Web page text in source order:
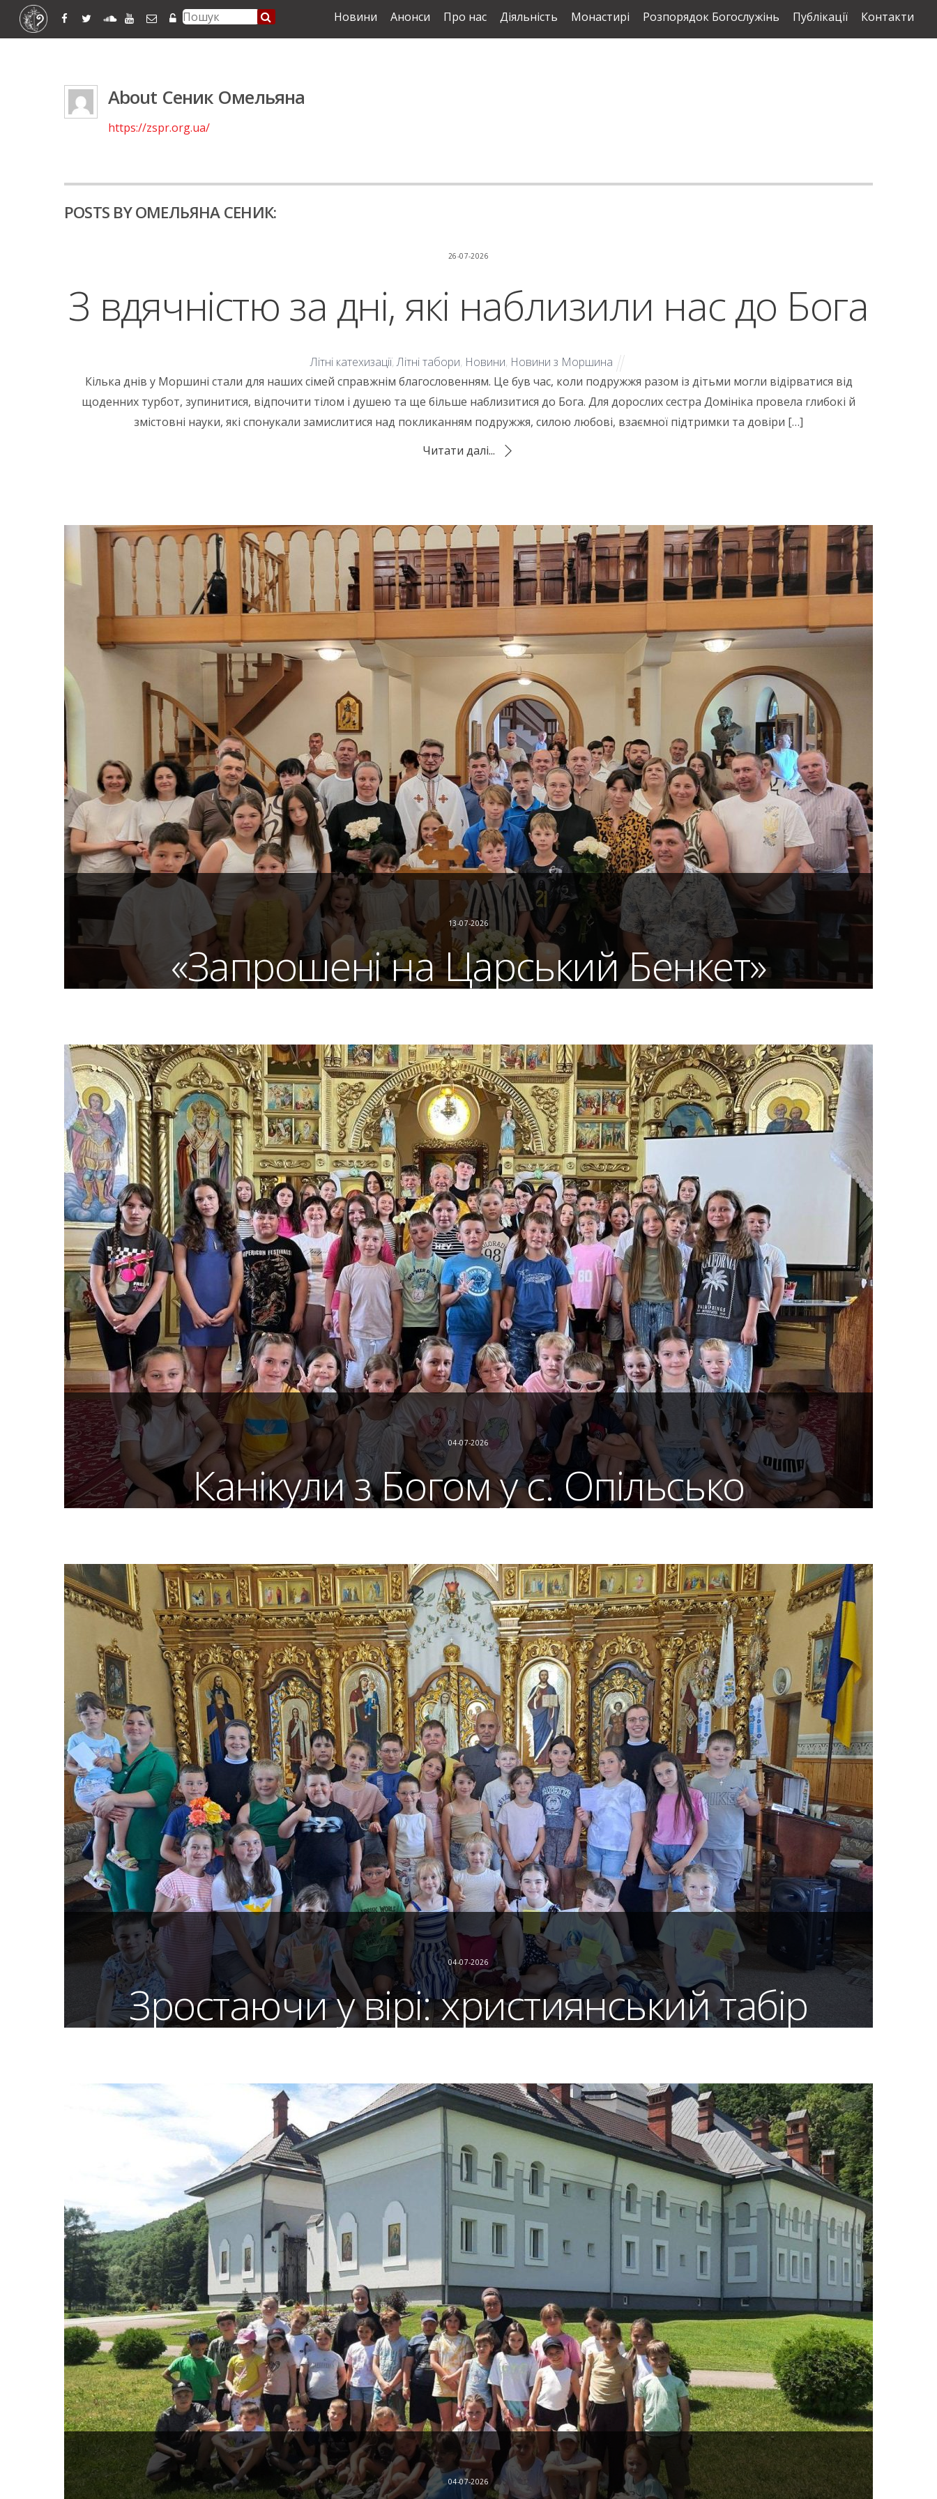
Новини Анонси Про нас Діяльність Монастирі Розпорядок Богослужінь Публікації Контакти
About Сеник Омельяна
https://zspr.org.ua/
POSTS BY ОМЕЛЬЯНА СЕНИК:
26-07-2026
З вдячністю за дні, які наблизили нас до Бога
Літні катехизації,Літні табори, Новини, Новини з Моршина
Кілька днів у Моршині стали для наших сімей справжнім благословенням. Це був час, коли подружжя разом із дітьми могли відірватися від
щоденних турбот, зупинитися, відпочити тілом і душею та ще більше наблизитися до Бога. Для дорослих сестра Домініка провела глибокі й
змістовні науки, які спонукали замислитися над покликанням подружжя, силою любові, взаємної підтримки та довіри […]
Читати далі...
13-07-2026
«Запрошені на Царський Бенкет»
З 8 по 12 липня на запрошення о. Любомира Сітка, пароха храму святого Йоана Хрестителя в м. Ґенк (Бельгія), с. Омельяна Сеник та
с. Магдалина Леськів провели для дітей літній християнський табір «Запрошені на Царський Бенкет».Протягом п’яти днів діти
відкривали для себе красу та глибину Святої Літургії, велич Пресвятої Євхаристії та вчилися бачити, що кожна […]
Читати далі...
04-07-2026
Канікули з Богом у с. Опільсько
На запрошення пароха церкви Пресвятої Трійці села Опільсько (Сокальсько-Жовківська єпархія) о. Тараса Венгрина сестри Тереза
Васуля і Антонія Пічуга мали чудовий час разом із дітьми, наповнений молитвою, пізнанням Біблії та дитячою енергією. Діти
ставили сценки, танцювали банси та активно грали ігри. Особливою подією став майстер-клас з іконопису, під час якого дорослі
учасники з натхненням писали […]
Читати далі...
04-07-2026
Зростаючи у вірі: християнський табір
Літні катехизації,Літні табори,Новини
З 22 по 26 червня на запрошення отця-пароха Йосифа Бабія у с. Хлопчиці, що на Самбірщині, проходив дитячий табір. Разом із
сестрами Марією Даниляк та Миколаєю Сусол діти роздумували над суттю нашої віри в єдиного Бога у Трьох Особах,
вдивляючись у взірець віри – Пресвяту Богородицю. Учасники власноруч виготовляли вервиці, а також весело проводили час, […]
Читати далі...
04-07-2026